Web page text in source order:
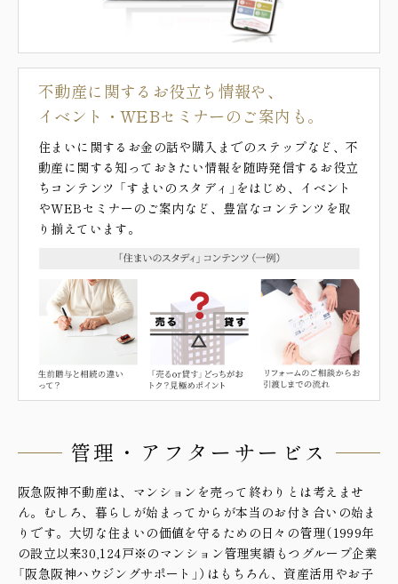
不動産に関するお役立ち情報や、
イベント・WEBセミナーのご案内も。
住まいに関するお金の話や購入までのステップなど、不
動産に関する知っておきたい情報を随時発信するお役立
ちコンテンツ 「すまいのスタディ」をはじめ、イベント
やWEBセミナーのご案内など、豊富なコンテンツを取
り揃えています。
管理・アフターサービス
阪急阪神不動産は、マンションを売って終わりとは考えませ
ん。むしろ、暮らしが始まってからが本当のお付き合いの始ま
りです。大切な住まいの価値を守るための日々の管理（1999年
の設立以来30,124戸※のマンション管理実績もつグループ企業
「阪急阪神ハウジングサポート」）はもちろん、資産活用やお子